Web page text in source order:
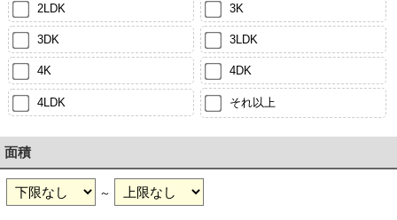
2LDK 3K
3DK 3LDK
4K 4DK
4LDK それ以上
面積
～